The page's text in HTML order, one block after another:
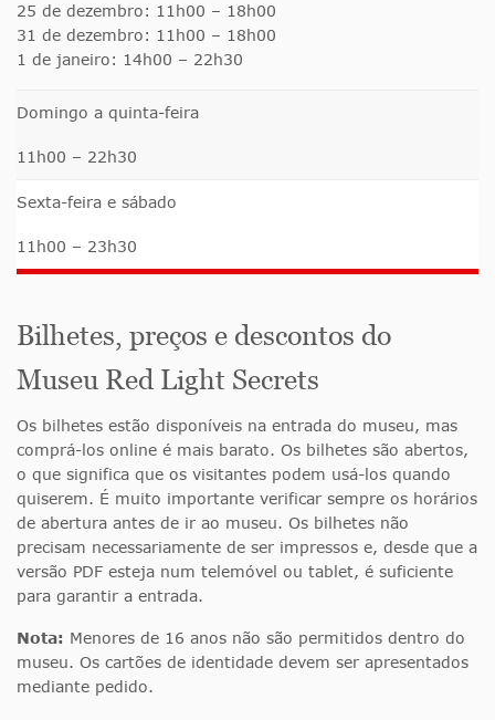
25 de dezembro: 11h00 – 18h00
31 de dezembro: 11h00 – 18h00
1 de janeiro: 14h00 – 22h30
Domingo a quinta-feira
11h00 – 22h30
Sexta-feira e sábado
11h00 – 23h30
Bilhetes, preços e descontos do
Museu Red Light Secrets
Os bilhetes estão disponíveis na entrada do museu, mas
comprá-los online é mais barato. Os bilhetes são abertos,
o que significa que os visitantes podem usá-los quando
quiserem. É muito importante verificar sempre os horários
de abertura antes de ir ao museu. Os bilhetes não
precisam necessariamente de ser impressos e, desde que a
versão PDF esteja num telemóvel ou tablet, é suficiente
para garantir a entrada.
Nota: Menores de 16 anos não são permitidos dentro do
museu. Os cartões de identidade devem ser apresentados
mediante pedido.